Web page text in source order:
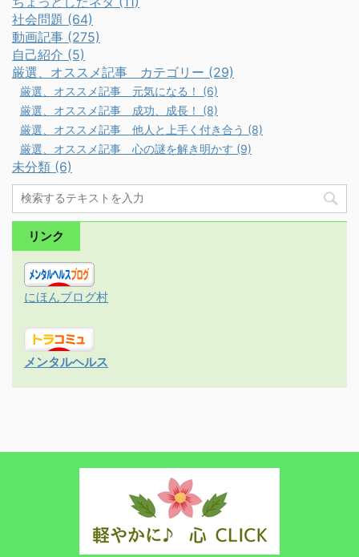
社会問題 (64)
動画記事 (275)
自己紹介 (5)
厳選、オススメ記事 カテゴリー (29)
厳選、オススメ記事 元気になる！ (6)
厳選、オススメ記事 成功、成長！ (8)
厳選、オススメ記事 他人と上手く付き合う (8)
厳選、オススメ記事 心の謎を解き明かす (9)
未分類 (6)
リンク
にほんブログ村
メンタルヘルス